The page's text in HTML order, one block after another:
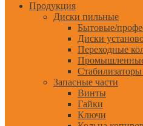
Продукция
Диски пильные
Бытовые/
Диски
Переходные
Запасные части
Винты
Гайки
Ключи